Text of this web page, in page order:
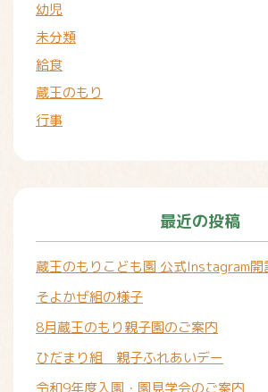
幼児
未分類
給食
蔵王のもり
行事
最近の投稿
蔵王のもりこども園 公式Instagram開
そよかぜ組の様子
8月蔵王のもり親子園のご案内
ひだまり組 親子ふれあいデー
令和9年度入園・園見学会のご案内